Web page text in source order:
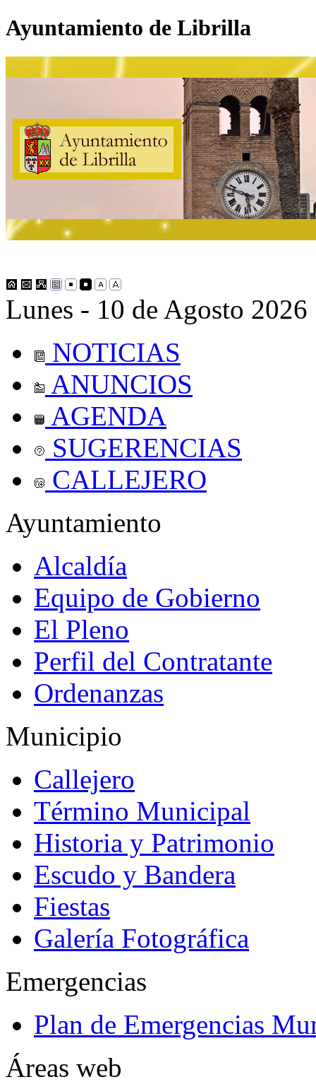
Ayuntamiento de Librilla
Lunes - 10 de Agosto 2026
NOTICIAS
ANUNCIOS
AGENDA
SUGERENCIAS
CALLEJERO
Ayuntamiento
Alcaldía
Equipo de Gobierno
El Pleno
Perfil del Contratante
Ordenanzas
Municipio
Callejero
Término Municipal
Historia y Patrimonio
Escudo y Bandera
Fiestas
Galería Fotográfica
Emergencias
Plan de Emergencias
Áreas web